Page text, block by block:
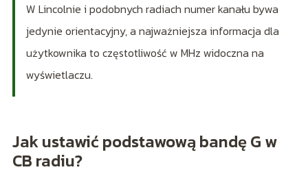
W Lincolnie i podobnych radiach numer kanału bywa
jedynie orientacyjny, a najważniejsza informacja dla
użytkownika to częstotliwość w MHz widoczna na
wyświetlaczu.
Jak ustawić podstawową bandę G w
CB radiu?